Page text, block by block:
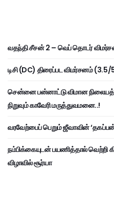
வதந்தி சீசன் 2 – வெப் தொடர்
டிசி (DC) திரைப்பட விமர்சனம் (3.5/
சென்னை பன்னாட்டு விமான
நிறுவும் காவேரி மருத்துவமனை..!
வரவேற்பைப் பெறும் ஜீவாவின்
நம்பிக்கையுடன் பயணித்தால் வெற்றி
விழாவில் சூர்யா